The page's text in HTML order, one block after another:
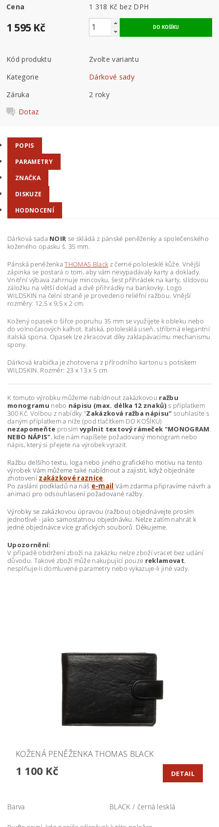
Cena 1 318 Kč bez DPH
1 595 Kč
Kód produktu
Zvolte variantu
Kategorie
Dárkové sady
Záruka
2 roky
Dotaz
POPIS
PARAMETRY
ZNAČKA
DISKUZE
HODNOCENÍ
Dárková sada NOIR se skládá z pánské peněženky a společenského
koženého opasku š. 35 mm.
Pánská peněženkaTHOMAS Black z černé pololesklé kůže. Vnější
zápinka se postará o tom, aby vám nevypadávaly karty a doklady.
Vnitřní výbava zahrnuje mincovku, šest přihrádek na karty, slídovou
záložku na větší doklad a dvě přihrádky na bankovky. Logo
WILDSKIN na čelní straně je provedeno reliéfní ražbou. Vnější
rozměry: 12,5 x 9,5 x 2 cm.
Kožený opasek o šířce popruhu 35 mm se využijete k obleku nebo
do volnočasových kalhot. Italská, pololesklá useň, stříbrná elegantní
italská spona. Opasek lze zkracovat díky zaklapávacímu mechanismu
spony.
Dárková krabička je zhotovena z přírodního kartonu s potiskem
WILDSKIN. Rozměr: 23 x 13 x 5 cm
K tomuto výrobku můžeme nabídnout zakázkovou ražbu
monogramu nebo nápisu (max. délka 12 znaků)s příplatkem
300 Kč. Volbou z nabídky "Zakázková ražba nápisu"souhlasíte s
daným příplatkem a níže (pod tlačítkem DO KOŠÍKU)
nezapomeňte prosím vyplnit textový rámeček "MONOGRAM
NEBO NÁPIS", kde nám napíšete požadovaný monogram nebo
nápis, který si přejete na výrobek vyrazit.
Ražbu delšího textu, loga nebo jiného grafického motivu na tento
výrobek Vám můžeme také nabídnout a zajistit, když objednáte
zhotovení zakázkové raznice.
Po zaslání podkladů na náš e-mail Vám zdarma připravíme návrh a
animaci pro odsouhlasení požadované ražby.
Výrobky se zakázkovou úpravou (ražbou) objednávejte prosím
jednotlivě - jako samostatnou objednávku. Nelze zatím nahrát k
jedné objednávce více grafických souborů. Děkujeme.
Upozornění:
V případě obdržení zboží na zakázku nelze zboží vracet bez udání
důvodu. Takové zboží může nakupující pouze reklamovat,
nesplňuje-li domluvené parametry nebo vykazuje-li jiné vady.
KOŽENÁ PENĚŽENKA THOMAS BLACK
1 100 Kč DETAIL
Barva BLACK / černá lesklá